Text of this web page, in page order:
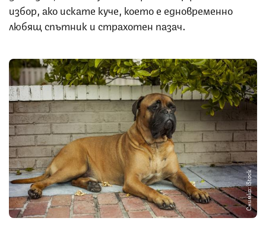
избор, ако искате куче, което е едновременно
любящ спътник и страхотен пазач.
Снимка: iStock